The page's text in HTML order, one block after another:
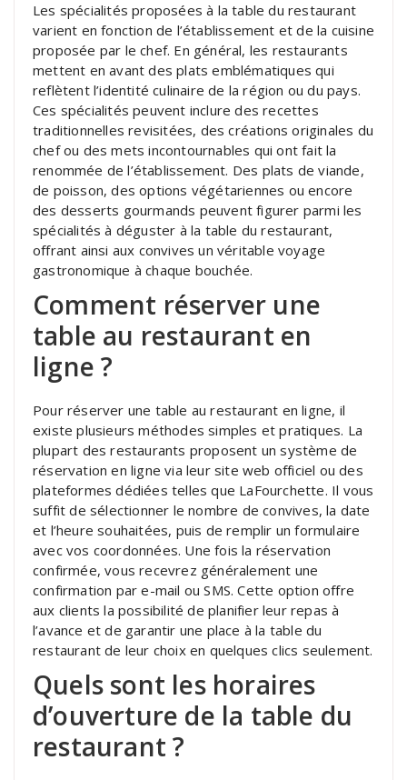
Les spécialités proposées à la table du restaurant
varient en fonction de l’établissement et de la cuisine
proposée par le chef. En général, les restaurants
mettent en avant des plats emblématiques qui
reflètent l’identité culinaire de la région ou du pays.
Ces spécialités peuvent inclure des recettes
traditionnelles revisitées, des créations originales du
chef ou des mets incontournables qui ont fait la
renommée de l’établissement. Des plats de viande,
de poisson, des options végétariennes ou encore
des desserts gourmands peuvent figurer parmi les
spécialités à déguster à la table du restaurant,
offrant ainsi aux convives un véritable voyage
gastronomique à chaque bouchée.
Comment réserver une
table au restaurant en
ligne ?
Pour réserver une table au restaurant en ligne, il
existe plusieurs méthodes simples et pratiques. La
plupart des restaurants proposent un système de
réservation en ligne via leur site web officiel ou des
plateformes dédiées telles que LaFourchette. Il vous
suffit de sélectionner le nombre de convives, la date
et l’heure souhaitées, puis de remplir un formulaire
avec vos coordonnées. Une fois la réservation
confirmée, vous recevrez généralement une
confirmation par e-mail ou SMS. Cette option offre
aux clients la possibilité de planifier leur repas à
l’avance et de garantir une place à la table du
restaurant de leur choix en quelques clics seulement.
Quels sont les horaires
d’ouverture de la table du
restaurant ?